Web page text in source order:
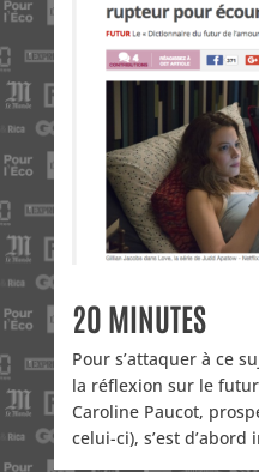
20 MINUTES
Pour s’attaquer à ce
la réflexion sur le
Caroline Paucot,
celui-ci), s’est